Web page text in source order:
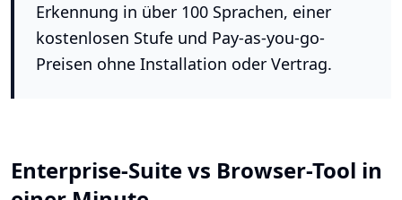
Erkennung in über 100 Sprachen, einer
kostenlosen Stufe und Pay-as-you-go-
Preisen ohne Installation oder Vertrag.
Enterprise-Suite vs Browser-Tool in